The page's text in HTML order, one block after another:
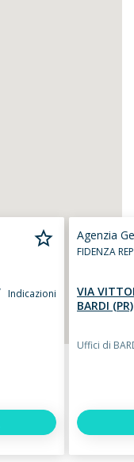
Indicazioni
Agenzia
FIDENZA
VIA
BARDI (PR)
Uffici di